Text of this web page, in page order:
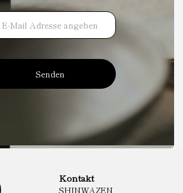
Senden
Kontakt
SHINWAZEN